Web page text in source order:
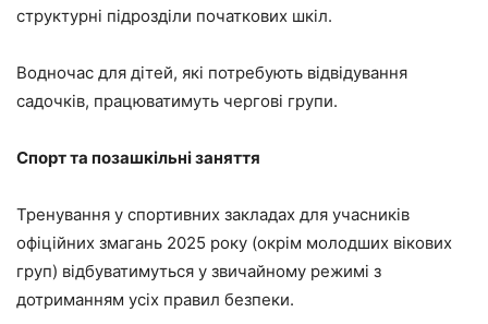
структурні підрозділи початкових шкіл.
Водночас для дітей, які потребують відвідування
садочків, працюватимуть чергові групи.
Спорт та позашкільні заняття
Тренування у спортивних закладах для учасників
офіційних змагань 2025 року (окрім молодших вікових
груп) відбуватимуться у звичайному режимі з
дотриманням усіх правил безпеки.